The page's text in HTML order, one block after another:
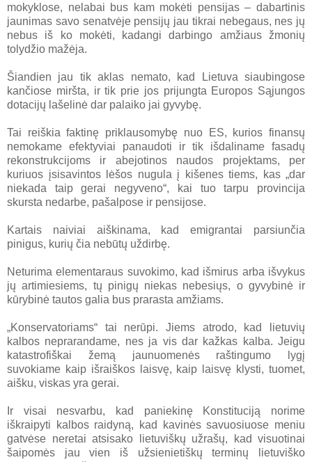
mokyklose, nelabai bus kam mokėti pensijas – dabartinis
jaunimas savo senatvėje pensijų jau tikrai nebegaus, nes jų
nebus iš ko mokėti, kadangi darbingo amžiaus žmonių
tolydžio mažėja.
Šiandien jau tik aklas nemato, kad Lietuva siaubingose
kančiose miršta, ir tik prie jos prijungta Europos Sąjungos
dotacijų lašelinė dar palaiko jai gyvybę.
Tai reiškia faktinę priklausomybę nuo ES, kurios finansų
nemokame efektyviai panaudoti ir tik išdaliname fasadų
rekonstrukcijoms ir abejotinos naudos projektams, per
kuriuos įsisavintos lėšos nugula į kišenes tiems, kas „dar
niekada taip gerai negyveno“, kai tuo tarpu provincija
skursta nedarbe, pašalpose ir pensijose.
Kartais naiviai aiškinama, kad emigrantai parsiunčia
pinigus, kurių čia nebūtų uždirbę.
Neturima elementaraus suvokimo, kad išmirus arba išvykus
jų artimiesiems, tų pinigų niekas nebesiųs, o gyvybinė ir
kūrybinė tautos galia bus prarasta amžiams.
„Konservatoriams“ tai nerūpi. Jiems atrodo, kad lietuvių
kalbos neprarandame, nes ja vis dar kažkas kalba. Jeigu
katastrofiškai žemą jaunuomenės raštingumo lygį
suvokiame kaip išraiškos laisvę, kaip laisvę klysti, tuomet,
aišku, viskas yra gerai.
Ir visai nesvarbu, kad paniekinę Konstituciją norime
iškraipyti kalbos raidyną, kad kavinės savuosiuose meniu
gatvėse neretai atsisako lietuviškų užrašų, kad visuotinai
šaipomės jau vien iš užsienietiškų terminų lietuviško